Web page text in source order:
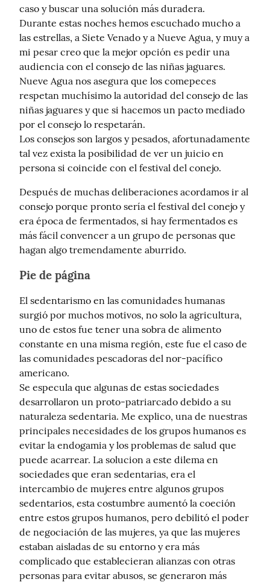
caso y buscar una solución más duradera.
Durante estas noches hemos escuchado mucho a
las estrellas, a Siete Venado y a Nueve Agua, y muy a
mi pesar creo que la mejor opción es pedir una
audiencia con el consejo de las niñas jaguares.
Nueve Agua nos asegura que los comepeces
respetan muchísimo la autoridad del consejo de las
niñas jaguares y que si hacemos un pacto mediado
por el consejo lo respetarán.
Los consejos son largos y pesados, afortunadamente
tal vez exista la posibilidad de ver un juicio en
persona si coincide con el festival del conejo.
Después de muchas deliberaciones acordamos ir al
consejo porque pronto sería el festival del conejo y
era época de fermentados, si hay fermentados es
más fácil convencer a un grupo de personas que
hagan algo tremendamente aburrido.
Pie de página
El sedentarismo en las comunidades humanas
surgió por muchos motivos, no solo la agricultura,
uno de estos fue tener una sobra de alimento
constante en una misma región, este fue el caso de
las comunidades pescadoras del nor-pacífico
americano.
Se especula que algunas de estas sociedades
desarrollaron un proto-patriarcado debido a su
naturaleza sedentaria. Me explico, una de nuestras
principales necesidades de los grupos humanos es
evitar la endogamia y los problemas de salud que
puede acarrear. La solucion a este dilema en
sociedades que eran sedentarias, era el
intercambio de mujeres entre algunos grupos
sedentarios, esta costumbre aumentó la coeción
entre estos grupos humanos, pero debilitó el poder
de negociación de las mujeres, ya que las mujeres
estaban aisladas de su entorno y era más
complicado que establecieran alianzas con otras
personas para evitar abusos, se generaron más